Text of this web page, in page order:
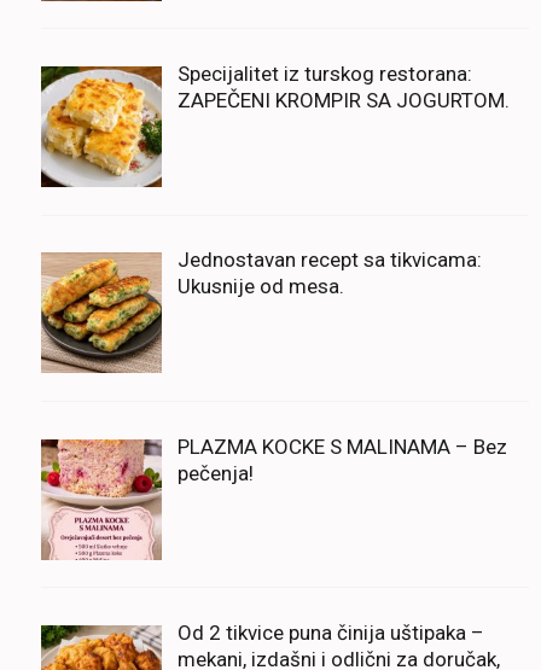
Specijalitet iz turskog restorana:
ZAPEČENI KROMPIR SA JOGURTOM.
Jednostavan recept sa tikvicama:
Ukusnije od mesa.
PLAZMA KOCKE S MALINAMA – Bez
pečenja!
Od 2 tikvice puna činija uštipaka –
mekani, izdašni i odlični za doručak,